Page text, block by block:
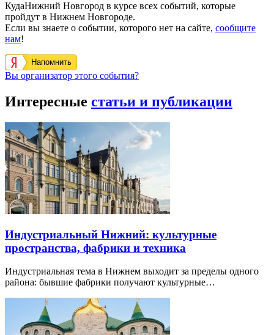
КудаНижний Новгород в курсе всех событий, которые
пройдут в Нижнем Новгороде.
Если вы знаете о событии, которого нет на сайте, сообщите
нам!
Напомнить
Вы организатор этого события?
Интересные статьи и публикации
Индустриальный Нижний: культурные
пространства, фабрики и техника
Индустриальная тема в Нижнем выходит за пределы одного
района: бывшие фабрики получают культурные…